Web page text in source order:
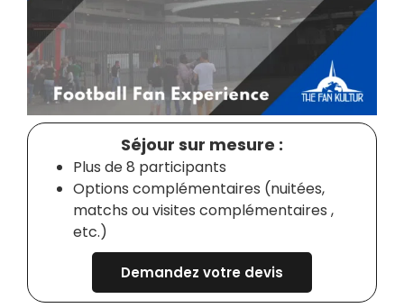
Séjour sur mesure :
Plus de 8 participants
Options complémentaires (nuitées,
matchs ou visites complémentaires ,
etc.)
Demandez votre devis